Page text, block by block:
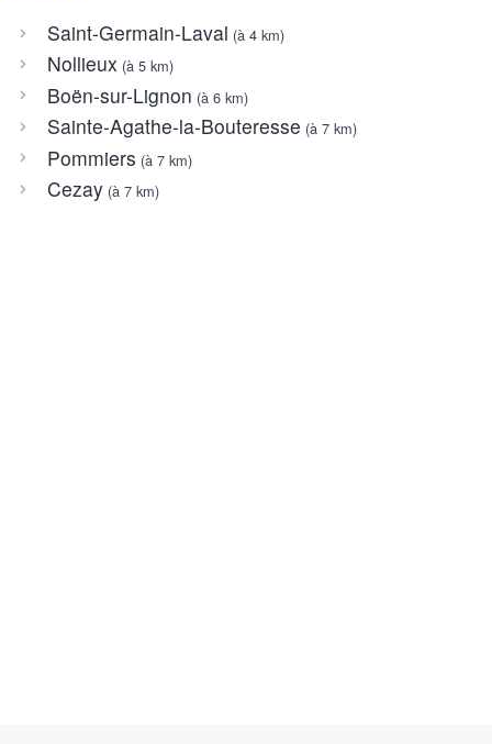
Saint-Germain-Laval (à 4 km)
Nollieux (à 5 km)
Boën-sur-Lignon (à 6 km)
Sainte-Agathe-la-Bouteresse (à 7 km)
Pommiers (à 7 km)
Cezay(à 7 km)